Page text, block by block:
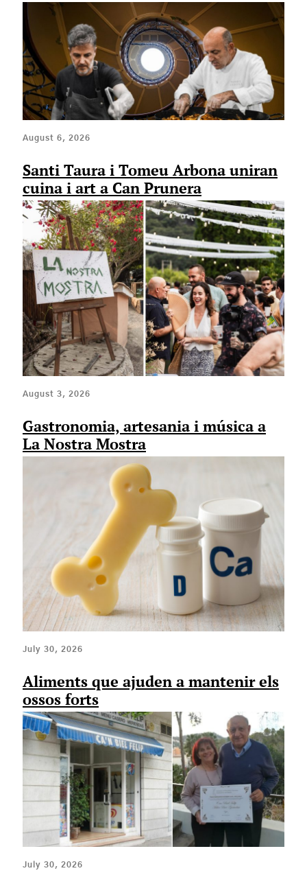
August 6, 2026
Santi Taura i Tomeu Arbona uniran
cuina i art a Can Prunera
August 3, 2026
Gastronomia, artesania i música a
La Nostra Mostra
July 30, 2026
Aliments que ajuden a mantenir els
ossos forts
July 30, 2026